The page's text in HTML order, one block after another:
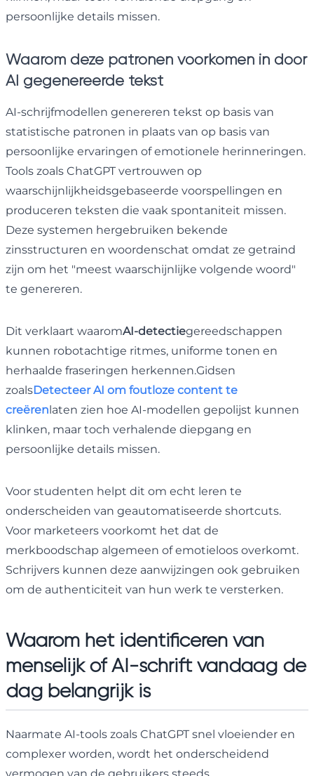
persoonlijke details missen.
Waarom deze patronen voorkomen in door
AI gegenereerde tekst
AI-schrijfmodellen genereren tekst op basis van
statistische patronen in plaats van op basis van
persoonlijke ervaringen of emotionele herinneringen.
Tools zoals ChatGPT vertrouwen op
waarschijnlijkheidsgebaseerde voorspellingen en
produceren teksten die vaak spontaniteit missen.
Deze systemen hergebruiken bekende
zinsstructuren en woordenschat omdat ze getraind
zijn om het "meest waarschijnlijke volgende woord"
te genereren.
Dit verklaart waaromAI-detectiegereedschappen
kunnen robotachtige ritmes, uniforme tonen en
herhaalde fraseringen herkennen.Gidsen
zoalsDetecteer AI om foutloze content te
creërenlaten zien hoe AI-modellen gepolijst kunnen
klinken, maar toch verhalende diepgang en
persoonlijke details missen.
Voor studenten helpt dit om echt leren te
onderscheiden van geautomatiseerde shortcuts.
Voor marketeers voorkomt het dat de
merkboodschap algemeen of emotieloos overkomt.
Schrijvers kunnen deze aanwijzingen ook gebruiken
om de authenticiteit van hun werk te versterken.
Waarom het identificeren van
menselijk of AI-schrift vandaag de
dag belangrijk is
Naarmate AI-tools zoals ChatGPT snel vloeiender en
complexer worden, wordt het onderscheidend
vermogen van de gebruikers steeds